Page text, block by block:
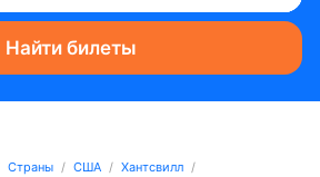
Найти билеты
Страны США
Хантсвилл